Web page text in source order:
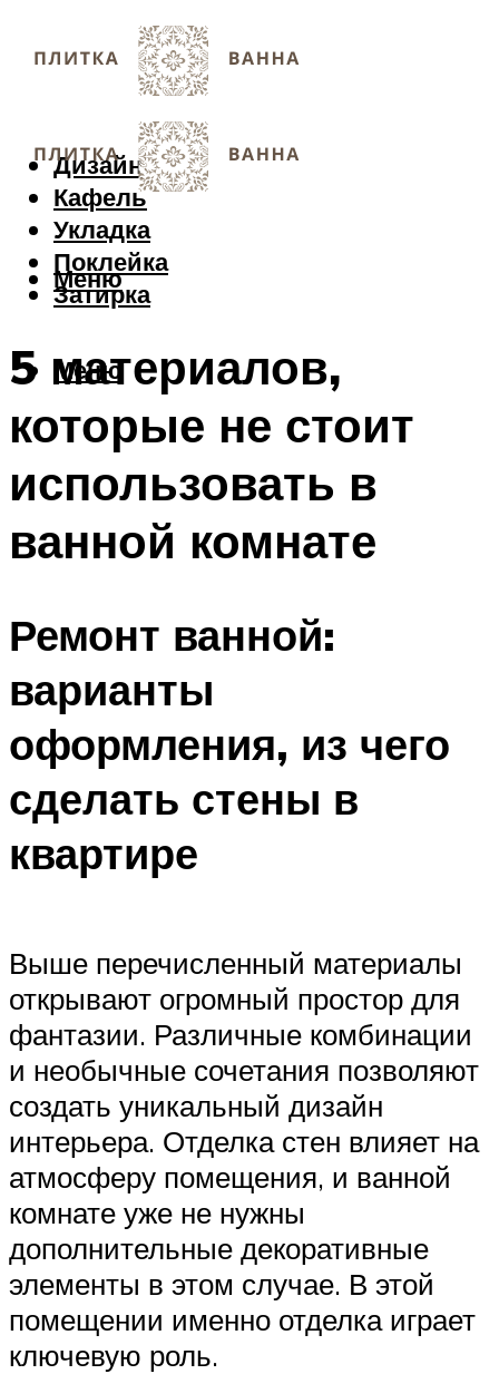
Дизайн
Кафель
Укладка
Поклейка
Затирка
Меню
Меню
5 материалов,
которые не стоит
использовать в
ванной комнате
Ремонт ванной:
варианты
оформления, из чего
сделать стены в
квартире
Выше перечисленный материалы
открывают огромный простор для
фантазии. Различные комбинации
и необычные сочетания позволяют
создать уникальный дизайн
интерьера. Отделка стен влияет на
атмосферу помещения, и ванной
комнате уже не нужны
дополнительные декоративные
элементы в этом случае. В этой
помещении именно отделка играет
ключевую роль.